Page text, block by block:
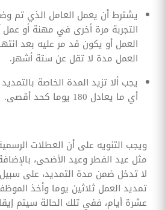
يشترط أن يعمل العامل الذي تم
التجربة مرة أخرى في مهنة أو
العمل أو يكون قد مر عليه بعد
العمل مدة لا تقل عن ستة أشهر.
يجب ألا تزيد المدة الخاصة
أي ما يعادل 180 يوما كحد أقصى.
ويجب التنويه على أن العطلات
مثل عيد الفطر وعيد الأضحى،
لا تدخل ضمن مدة التمديد، على
تمديد العمل ثلاثين يوما وأخذ
عشرة أيام، ففي تلك الحالة سيتم